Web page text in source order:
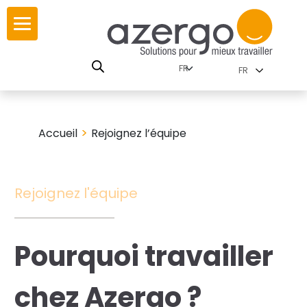
Skip
content
travail
familles
FR
Accueil> Rejoignez l’équipe
Rejoignez l'équipe
Pourquoi travailler
chez Azergo ?